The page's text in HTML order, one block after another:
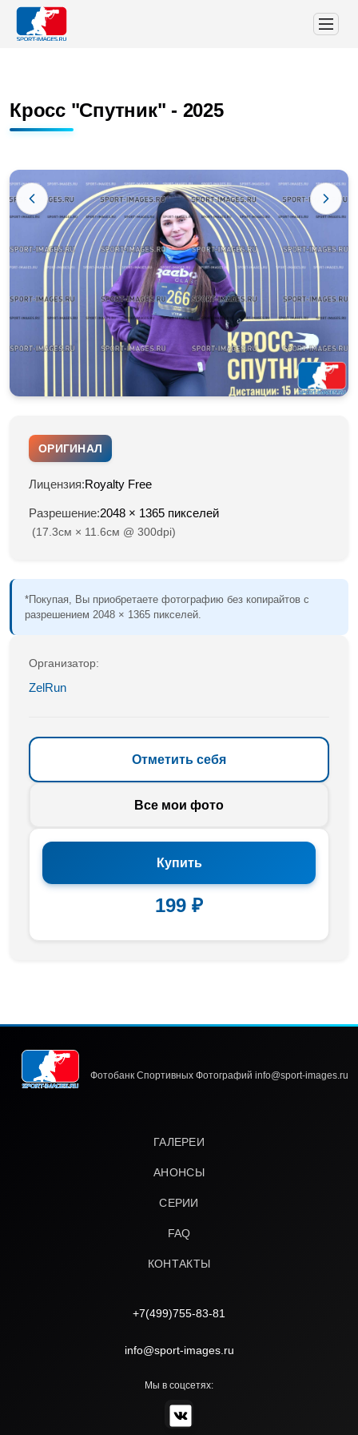
Кросс "Спутник" - 2025
ОРИГИНАЛ
Лицензия:Royalty Free
Разрешение:2048 × 1365 пикселей
(17.3см × 11.6см @ 300dpi)
*Покупая, Вы приобретаете фотографию без копирайтов с
разрешением 2048 × 1365 пикселей.
Организатор:
ZelRun
Отметить себя
Все мои фото
Купить
199 ₽
Фотобанк Спортивных Фотографий info@sport-images.ru
ГАЛЕРЕИ
АНОНСЫ
СЕРИИ
FAQ
КОНТАКТЫ
+7(499)755-83-81
info@sport-images.ru
Мы в соцсетях: